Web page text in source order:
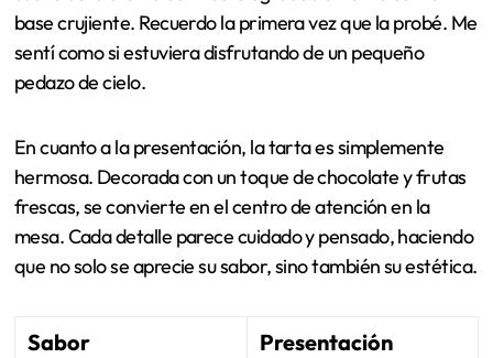
base crujiente. Recuerdo la primera vez que la probé. Me
sentí como si estuviera disfrutando de un pequeño
pedazo de cielo.
En cuanto a la presentación, la tarta es simplemente
hermosa. Decorada con un toque de chocolate y frutas
frescas, se convierte en el centro de atención en la
mesa. Cada detalle parece cuidado y pensado, haciendo
que no solo se aprecie su sabor, sino también su estética.
Sabor
Presentación